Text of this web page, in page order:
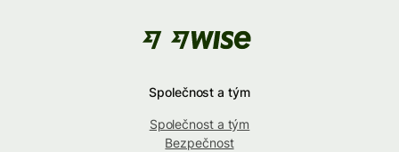
Společnost a tým
Společnost a tým
Bezpečnost